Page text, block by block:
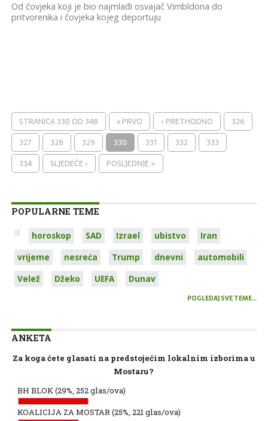
Od čovjeka koji je bio najmlađi osvajač Vimbldona do
pritvorenika i čovjeka kojeg deportuju
STRANICA 330 OD 348 « PRVO ‹ PRETHODNO
326
327
328 329 330 331 332
333
334
SLJEDEĆE › POSLJEDNJE »
POPULARNE TEME
horoskop SAD Izrael ubistvo
Iran
vrijeme
nesreća Trump dnevni
automobili
Velež
Džeko UEFA Dunav
POGLEDAJ SVE TEME…
ANKETA
Za koga ćete glasati na predstojećim lokalnim izborima u
Mostaru?
BH BLOK(29%, 252 glas/ova)
KOALICIJA ZA MOSTAR(25%, 221 glas/ova)